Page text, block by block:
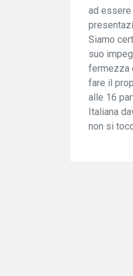
ad essere
Siamo
suo
fermezza
fare il
alle 16
Italiana
non si